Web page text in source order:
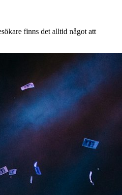
finns det alltid något att